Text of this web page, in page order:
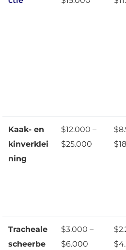
Kaak- en
kinverklei
ning
$12.000 –
$25.000
Tracheale
scheerbe
$3.000 –
$6.000